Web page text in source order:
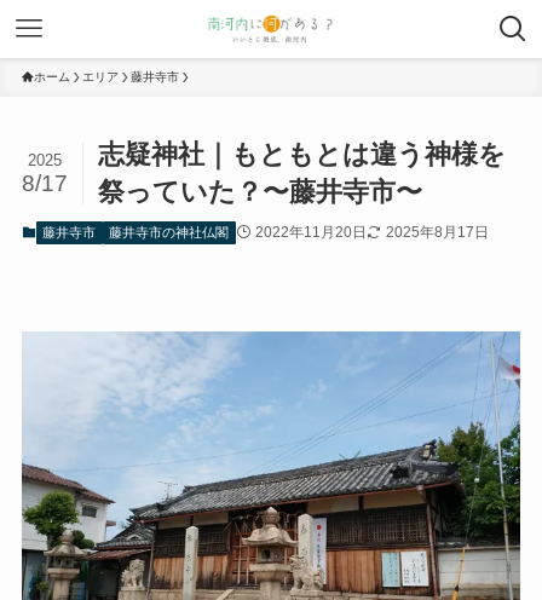
ホーム エリア 藤井寺市
志疑神社｜もともとは違う神様を
祭っていた？〜藤井寺市〜
2025
8/17
藤井寺市 藤井寺市の神社仏閣 2022年11月20日 2025年8月17日